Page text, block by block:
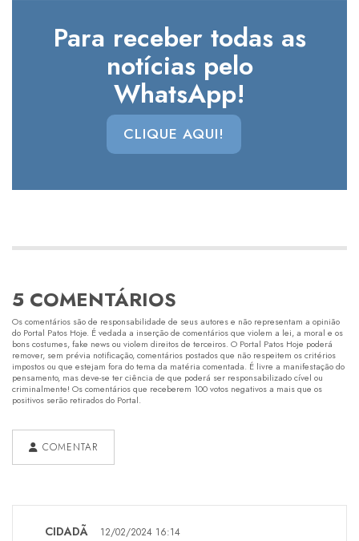
Para receber todas as
notícias pelo
WhatsApp!
CLIQUE AQUI!
5 COMENTÁRIOS
Os comentários são de responsabilidade de seus autores e não representam a opinião
do Portal Patos Hoje. É vedada a inserção de comentários que violem a lei, a moral e os
bons costumes, fake news ou violem direitos de terceiros. O Portal Patos Hoje poderá
remover, sem prévia notificação, comentários postados que não respeitem os critérios
impostos ou que estejam fora do tema da matéria comentada. É livre a manifestação do
pensamento, mas deve-se ter ciência de que poderá ser responsabilizado cível ou
criminalmente! Os comentários que receberem 100 votos negativos a mais que os
positivos serão retirados do Portal.
COMENTAR
CIDADÃ 12/02/2024 16:14